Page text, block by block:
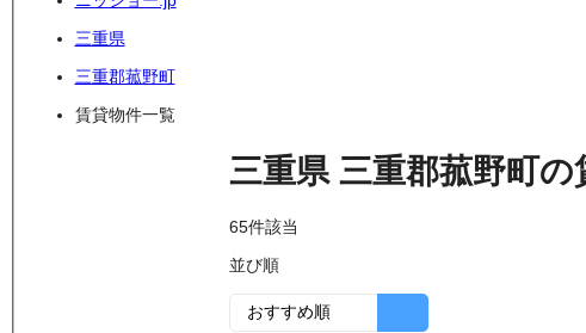
三重県
三重郡菰野町
賃貸物件一覧
三重県 三重郡菰野町の
65件該当
並び順